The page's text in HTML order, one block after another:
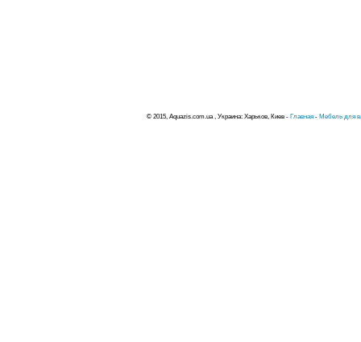
© 2015, Aquazis.com.ua , Украина: Харьков, Киев - Главная- Мебель для